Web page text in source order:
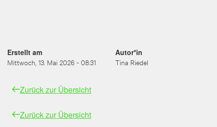
Erstellt am
Mittwoch, 13. Mai 2026 - 08:31
Autor*in
Tina Riedel
Zurück zur Übersicht
Zurück zur Übersicht